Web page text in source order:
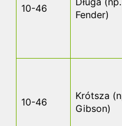
10-46
Fender)
10-46
Krótsza
Gibson)